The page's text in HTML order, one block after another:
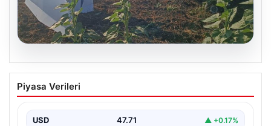
06.08.2026
Eğitim uçağı sert iniş yaptı. Öğrenci
pilot yaralandı
Piyasa Verileri
USD 47.71 ▲ +0.17%